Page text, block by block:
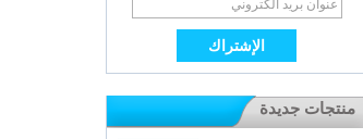
منتجات جديدة